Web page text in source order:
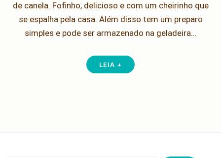
de canela. Fofinho, delicioso e com um cheirinho que
se espalha pela casa. Além disso tem um preparo
simples e pode ser armazenado na geladeira…
LEIA +